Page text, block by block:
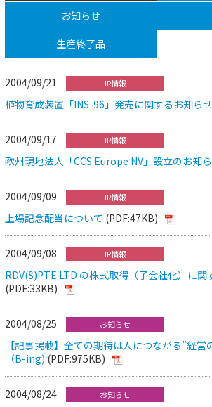
お知らせ
生産終了品
2004/09/21 IR情報
植物育成装置「INS-96」発売に関するお知らせ
2004/09/17 IR情報
欧州現地法人「CCS Europe NV」設立のお知
2004/09/09 IR情報
上場記念配当について (PDF:47KB)
2004/09/08 IR情報
RDV(S)PTE LTD の株式取得（子会社化）に関
(PDF:33KB)
2004/08/25 お知らせ
【記事掲載】全ての期待は人につながる”経営
（B-ing) (PDF:975KB)
2004/08/24 お知らせ